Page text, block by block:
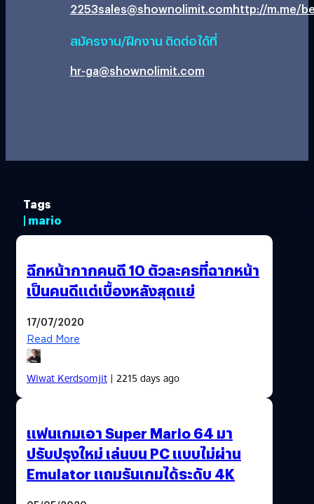
2253sales@shownolimit.comhttp://m.me/
สมัครงาน/ฝึกงาน ติดต่อได้ที่
hr-ga@shownolimit.com
Tags
| mario
ฉีกหน้ากากคนดี 10 ตัวละครที่ฉากหน้า
เป็นคนดีแต่เบื้องหลังสุดแย่
17/07/2020
Read More
Wiwat Kerdsomjit| 2215 days ago
แฟนเกมเอา Super Mario 64 มา
ปรับปรุงใหม่ เล่นบน PC แบบไม่ผ่าน
Emulator แถมรันเกมได้ระดับ 4K